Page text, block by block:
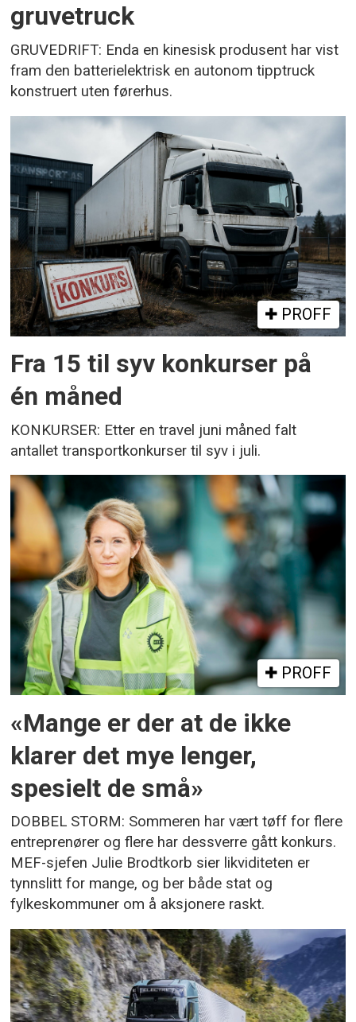
gruvetruck
GRUVEDRIFT: Enda en kinesisk produsent har vist
fram den batterielektrisk en autonom tipptruck
konstruert uten førerhus.
PROFF
Fra 15 til syv konkurser på
én måned
KONKURSER: Etter en travel juni måned falt
antallet transportkonkurser til syv i juli.
PROFF
«Mange er der at de ikke
klarer det mye lenger,
spesielt de små»
DOBBEL STORM: Sommeren har vært tøff for flere
entreprenører og flere har dessverre gått konkurs.
MEF-sjefen Julie Brodtkorb sier likviditeten er
tynnslitt for mange, og ber både stat og
fylkeskommuner om å aksjonere raskt.